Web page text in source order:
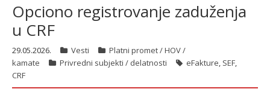
Opciono registrovanje zaduženja
u CRF
29.05.2026. Vesti
Platni promet / HOV /
kamate
Privredni subjekti / delatnosti eFakture, SEF,
CRF